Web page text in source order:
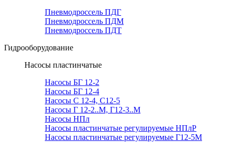
Пневмодроссель ПДГ
Пневмодроссель ПДМ
Пневмодроссель ПДТ
Гидрооборудование
Насосы пластинчатые
Насосы БГ 12-2
Насосы БГ 12-4
Насосы С 12-4, С12-5
Насосы Г 12-2..М, Г12-3..М
Насосы НПл
Насосы пластинчатые регулируемые НПлР
Насосы пластинчатые регулируемые Г12-5М